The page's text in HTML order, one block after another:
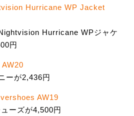
Hurricane WP Jacket
Hurricane WPジャケ
円
ーが2,436円
AW19
ーズが4,500円